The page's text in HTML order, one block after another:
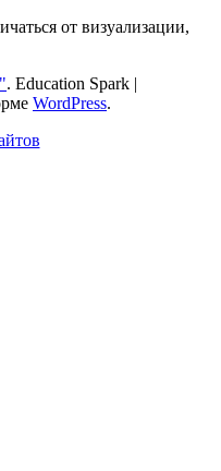
от визуализации,
. Education Spark |
WordPress.